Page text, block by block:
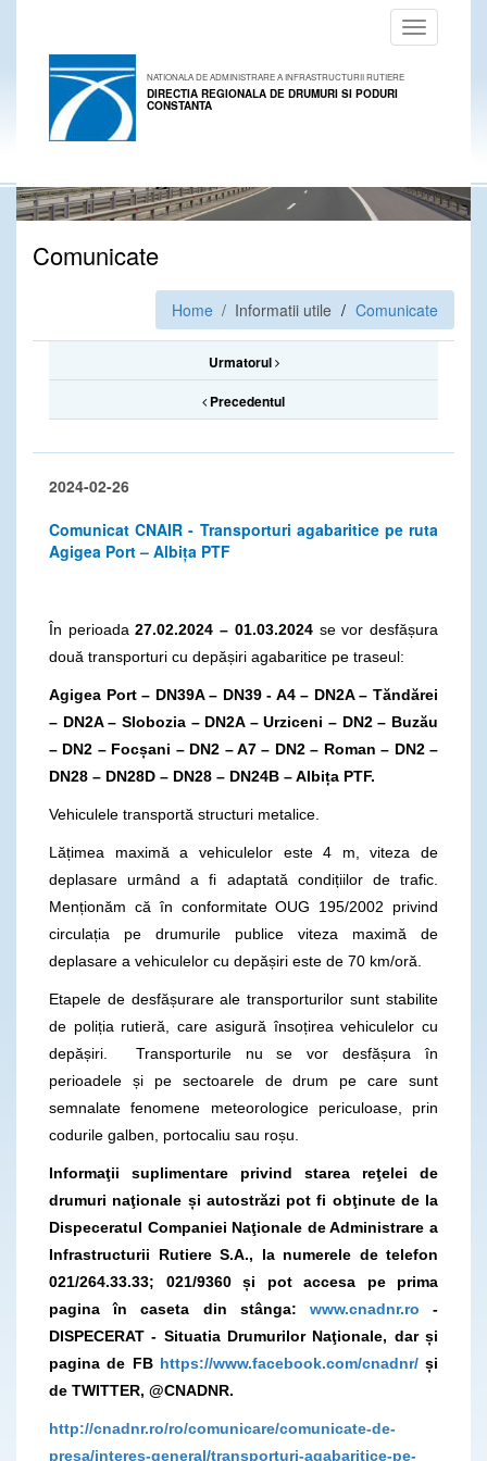
Toggle
navigation
NATIONALA DE ADMINISTRARE A INFRASTRUCTURII RUTIERE
DIRECTIA REGIONALA DE DRUMURI SI PODURI
CONSTANTA
Comunicate
Home / Informatii utile Comunicate
Urmatorul
Precedentul
2024-02-26
Comunicat CNAIR - Transporturi agabaritice pe ruta
Agigea Port – Albița PTF
În perioada27.02.2024 – 01.03.2024 se vor desfășura
două transporturi cu depășiri agabaritice pe traseul:
Agigea Port – DN39A – DN39 - A4 – DN2A – Tăndărei
– DN2A – Slobozia – DN2A – Urziceni – DN2 – Buzău
– DN2 – Focșani – DN2 – A7 – DN2 – Roman – DN2 –
DN28 – DN28D – DN28 – DN24B – Albița PTF.
Vehiculele transportă structuri metalice.
Lățimea maximă a vehiculelor este 4 m, viteza de
deplasare urmând a fi adaptată condițiilor de trafic.
Menționăm că în conformitate OUG 195/2002 privind
circulația pe drumurile publice viteza maximă de
deplasare a vehiculelor cu depășiri este de 70 km/oră.
Etapele de desfășurare ale transporturilor sunt stabilite
de poliția rutieră, care asigură însoțirea vehiculelor cu
depășiri. Transporturile nu se vor desfășura în
perioadele și pe sectoarele de drum pe care sunt
semnalate fenomene meteorologice periculoase, prin
codurile galben, portocaliu sau roșu.
Informaţii suplimentare privind starea reţelei de
drumuri naţionale și autostrăzi pot fi obţinute de la
Dispeceratul Companiei Naţionale de Administrare a
Infrastructurii Rutiere S.A., la numerele de telefon
021/264.33.33; 021/9360 și pot accesa pe prima
pagina în caseta din stânga: www.cnadnr.ro -
DISPECERAT - Situatia Drumurilor Naţionale, dar și
pagina de FB https://www.facebook.com/cnadnr/și
de TWITTER, @CNADNR.
http://cnadnr.ro/ro/comunicare/comunicate-de-
presa/interes-general/transporturi-agabaritice-pe-